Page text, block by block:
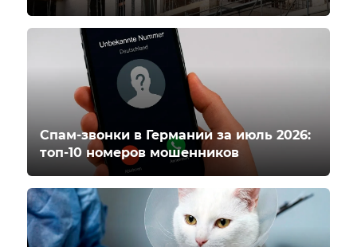
Спам-звонки в Германии за июль 2026:
топ-10 номеров мошенников